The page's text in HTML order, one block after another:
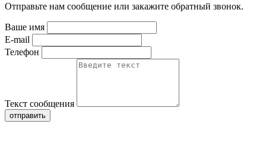
Отправьте нам сообщение или закажите обратный звонок.
Ваше имя
E-mail
Телефон
Текст сообщения
отправить